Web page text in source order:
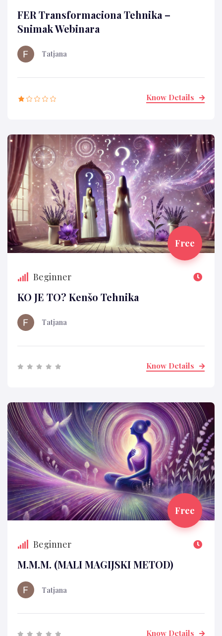
FER Transformaciona Tehnika –
Snimak Webinara
Tatjana
Know Details
Free
Beginner
KO JE TO? Kenšo Tehnika
Tatjana
Know Details
Free
Beginner
M.M.M. (MALI MAGIJSKI METOD)
Tatjana
Know Details